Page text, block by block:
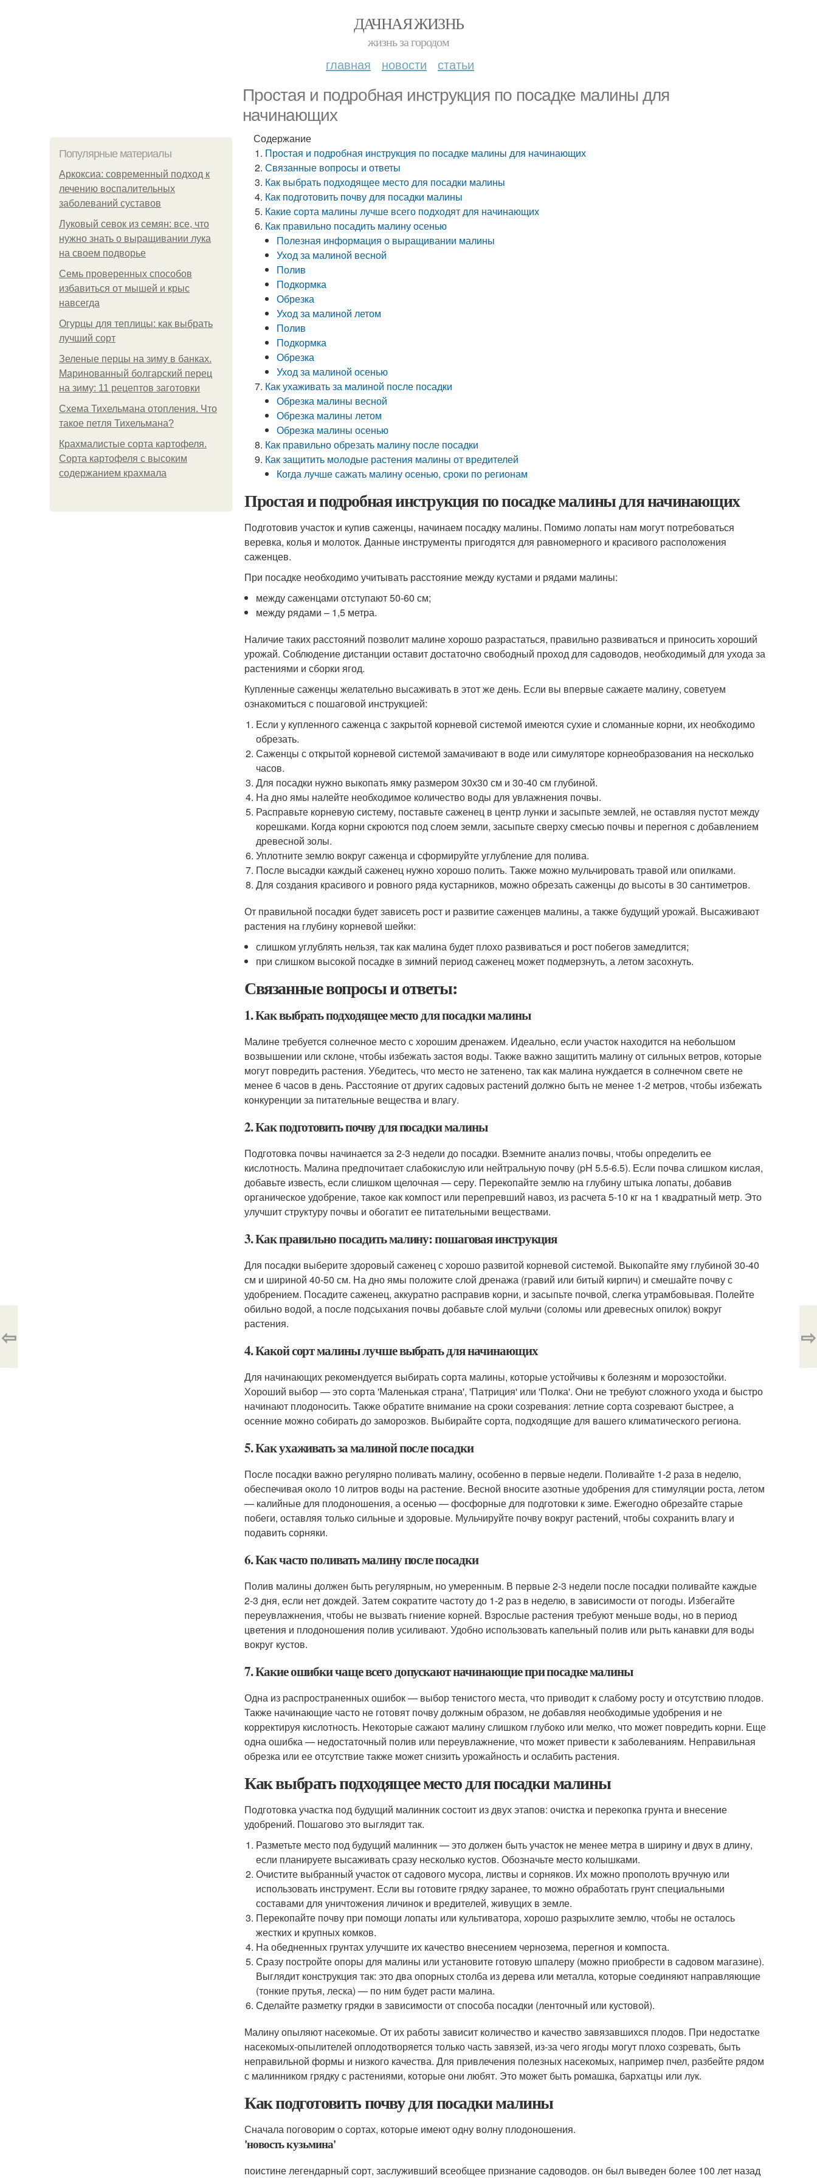
ДАЧНАЯ ЖИЗНЬ
жизнь за городом
главная новости статьи
Простая и подробная инструкция по посадке малины для
начинающих
Популярные материалы
Аркоксиа: современный подход к
лечению воспалительных
заболеваний суставов
Луковый севок из семян: все, что
нужно знать о выращивании лука
на своем подворье
Семь проверенных способов
избавиться от мышей и крыс
навсегда
Огурцы для теплицы: как выбрать
лучший сорт
Зеленые перцы на зиму в банках.
Маринованный болгарский перец
на зиму: 11 рецептов заготовки
Схема Тихельмана отопления. Что
такое петля Тихельмана?
Крахмалистые сорта картофеля.
Сорта картофеля с высоким
содержанием крахмала
Содержание
Простая и подробная инструкция по посадке малины для начинающих
Связанные вопросы и ответы
Как выбрать подходящее место для посадки малины
Как подготовить почву для посадки малины
Какие сорта малины лучше всего подходят для начинающих
Как правильно посадить малину осенью
Полезная информация о выращивании малины
Уход за малиной весной
Полив
Подкормка
Обрезка
Уход за малиной летом
Полив
Подкормка
Обрезка
Уход за малиной осенью
Как ухаживать за малиной после посадки
Обрезка малины весной
Обрезка малины летом
Обрезка малины осенью
Как правильно обрезать малину после посадки
Как защитить молодые растения малины от вредителей
Когда лучше сажать малину осенью, сроки по регионам
Простая и подробная инструкция по посадке малины для начинающих
Подготовив участок и купив саженцы, начинаем посадку малины. Помимо лопаты нам могут потребоваться
веревка, колья и молоток. Данные инструменты пригодятся для равномерного и красивого расположения
саженцев.
При посадке необходимо учитывать расстояние между кустами и рядами малины:
между саженцами отступают 50-60 см;
между рядами – 1,5 метра.
Наличие таких расстояний позволит малине хорошо разрастаться, правильно развиваться и приносить хороший
урожай. Соблюдение дистанции оставит достаточно свободный проход для садоводов, необходимый для ухода за
растениями и сборки ягод.
Купленные саженцы желательно высаживать в этот же день. Если вы впервые сажаете малину, советуем
ознакомиться с пошаговой инструкцией:
Если у купленного саженца с закрытой корневой системой имеются сухие и сломанные корни, их необходимо
обрезать.
Саженцы с открытой корневой системой замачивают в воде или симуляторе корнеобразования на несколько
часов.
Для посадки нужно выкопать ямку размером 30х30 см и 30-40 см глубиной.
На дно ямы налейте необходимое количество воды для увлажнения почвы.
Расправьте корневую систему, поставьте саженец в центр лунки и засыпьте землей, не оставляя пустот между
корешками. Когда корни скроются под слоем земли, засыпьте сверху смесью почвы и перегноя с добавлением
древесной золы.
Уплотните землю вокруг саженца и сформируйте углубление для полива.
После высадки каждый саженец нужно хорошо полить. Также можно мульчировать травой или опилками.
Для создания красивого и ровного ряда кустарников, можно обрезать саженцы до высоты в 30 сантиметров.
От правильной посадки будет зависеть рост и развитие саженцев малины, а также будущий урожай. Высаживают
растения на глубину корневой шейки:
слишком углублять нельзя, так как малина будет плохо развиваться и рост побегов замедлится;
при слишком высокой посадке в зимний период саженец может подмерзнуть, а летом засохнуть.
Связанные вопросы и ответы:
1. Как выбрать подходящее место для посадки малины
Малине требуется солнечное место с хорошим дренажем. Идеально, если участок находится на небольшом
возвышении или склоне, чтобы избежать застоя воды. Также важно защитить малину от сильных ветров, которые
могут повредить растения. Убедитесь, что место не затенено, так как малина нуждается в солнечном свете не
менее 6 часов в день. Расстояние от других садовых растений должно быть не менее 1-2 метров, чтобы избежать
конкуренции за питательные вещества и влагу.
2. Как подготовить почву для посадки малины
Подготовка почвы начинается за 2-3 недели до посадки. Вземните анализ почвы, чтобы определить ее
кислотность. Малина предпочитает слабокислую или нейтральную почву (pH 5.5-6.5). Если почва слишком кислая,
добавьте известь, если слишком щелочная — серу. Перекопайте землю на глубину штыка лопаты, добавив
органическое удобрение, такое как компост или перепревший навоз, из расчета 5-10 кг на 1 квадратный метр. Это
улучшит структуру почвы и обогатит ее питательными веществами.
3. Как правильно посадить малину: пошаговая инструкция
Для посадки выберите здоровый саженец с хорошо развитой корневой системой. Выкопайте яму глубиной 30-40
см и шириной 40-50 см. На дно ямы положите слой дренажа (гравий или битый кирпич) и смешайте почву с
удобрением. Посадите саженец, аккуратно расправив корни, и засыпьте почвой, слегка утрамбовывая. Полейте
обильно водой, а после подсыхания почвы добавьте слой мульчи (соломы или древесных опилок) вокруг
растения.
4. Какой сорт малины лучше выбрать для начинающих
Для начинающих рекомендуется выбирать сорта малины, которые устойчивы к болезням и морозостойки.
Хороший выбор — это сорта 'Маленькая страна', 'Патриция' или 'Полка'. Они не требуют сложного ухода и быстро
начинают плодоносить. Также обратите внимание на сроки созревания: летние сорта созревают быстрее, а
осенние можно собирать до заморозков. Выбирайте сорта, подходящие для вашего климатического региона.
5. Как ухаживать за малиной после посадки
После посадки важно регулярно поливать малину, особенно в первые недели. Поливайте 1-2 раза в неделю,
обеспечивая около 10 литров воды на растение. Весной вносите азотные удобрения для стимуляции роста, летом
— калийные для плодоношения, а осенью — фосфорные для подготовки к зиме. Ежегодно обрезайте старые
побеги, оставляя только сильные и здоровые. Мульчируйте почву вокруг растений, чтобы сохранить влагу и
подавить сорняки.
6. Как часто поливать малину после посадки
Полив малины должен быть регулярным, но умеренным. В первые 2-3 недели после посадки поливайте каждые
2-3 дня, если нет дождей. Затем сократите частоту до 1-2 раз в неделю, в зависимости от погоды. Избегайте
переувлажнения, чтобы не вызвать гниение корней. Взрослые растения требуют меньше воды, но в период
цветения и плодоношения полив усиливают. Удобно использовать капельный полив или рыть канавки для воды
вокруг кустов.
7. Какие ошибки чаще всего допускают начинающие при посадке малины
Одна из распространенных ошибок — выбор тенистого места, что приводит к слабому росту и отсутствию плодов.
Также начинающие часто не готовят почву должным образом, не добавляя необходимые удобрения и не
корректируя кислотность. Некоторые сажают малину слишком глубоко или мелко, что может повредить корни. Еще
одна ошибка — недостаточный полив или переувлажнение, что может привести к заболеваниям. Неправильная
обрезка или ее отсутствие также может снизить урожайность и ослабить растения.
Как выбрать подходящее место для посадки малины
Подготовка участка под будущий малинник состоит из двух этапов: очистка и перекопка грунта и внесение
удобрений. Пошагово это выглядит так.
Разметьте место под будущий малинник — это должен быть участок не менее метра в ширину и двух в длину,
если планируете высаживать сразу несколько кустов. Обозначьте место колышками.
Очистите выбранный участок от садового мусора, листвы и сорняков. Их можно прополоть вручную или
использовать инструмент. Если вы готовите грядку заранее, то можно обработать грунт специальными
составами для уничтожения личинок и вредителей, живущих в земле.
Перекопайте почву при помощи лопаты или культиватора, хорошо разрыхлите землю, чтобы не осталось
жестких и крупных комков.
На обедненных грунтах улучшите их качество внесением чернозема, перегноя и компоста.
Сразу постройте опоры для малины или установите готовую шпалеру (можно приобрести в садовом магазине).
Выглядит конструкция так: это два опорных столба из дерева или металла, которые соединяют направляющие
(тонкие прутья, леска) — по ним будет расти малина.
Сделайте разметку грядки в зависимости от способа посадки (ленточный или кустовой).
Малину опыляют насекомые. От их работы зависит количество и качество завязавшихся плодов. При недостатке
насекомых-опылителей оплодотворяется только часть завязей, из-за чего ягоды могут плохо созревать, быть
неправильной формы и низкого качества. Для привлечения полезных насекомых, например пчел, разбейте рядом
с малинником грядку с растениями, которые они любят. Это может быть ромашка, бархатцы или лук.
Как подготовить почву для посадки малины
Сначала поговорим о сортах, которые имеют одну волну плодоношения.
'новость кузьмина'
поистине легендарный сорт, заслуживший всеобщее признание садоводов. он был выведен более 100 лет назад
⇦ ⇨